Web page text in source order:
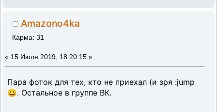
Amazono4ka
Карма: 31
« 15 Июля 2019, 18:20:15 »
Пара фоток для тех, кто не приехал (и зря :jump
😀. Остальное в группе ВК.